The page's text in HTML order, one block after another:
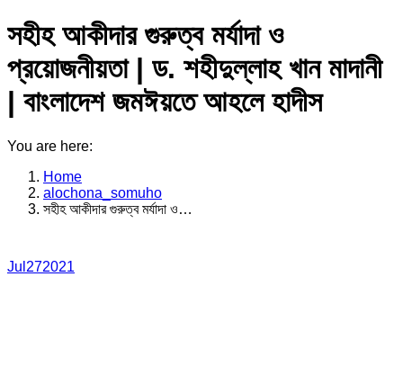
সহীহ আকীদার গুরুত্ব মর্যাদা ও
প্রয়োজনীয়তা | ড. শহীদুল্লাহ খান মাদানী
| বাংলাদেশ জমঈয়তে আহলে হাদীস
You are here:
Home
alochona_somuho
সহীহ আকীদার গুরুত্ব মর্যাদা ও…
Jul 272021